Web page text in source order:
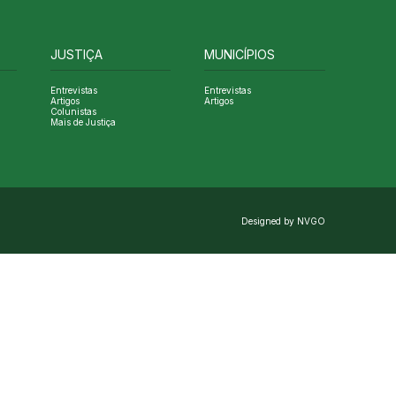
JUSTIÇA
Entrevistas
Artigos
Colunistas
Mais de Justiça
MUNICÍPIOS
Entrevistas
Artigos
Designed by NVGO